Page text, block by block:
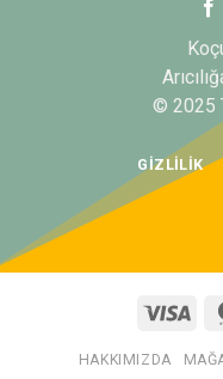
© 2025
GIZLILIK
Visa
HAKKIMIZDA